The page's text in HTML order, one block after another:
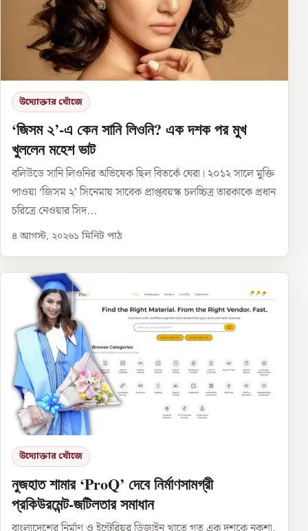
উদ্যোক্তার খোঁজে
‘জিসম ২’-এ কেন সানি লিওনি? এক দশক পর মুখ
খুললেন মহেশ ভাট
বলিউডে সানি লিওনির অভিষেক ছিল বিতর্কে ঘেরা। ২০১২ সালে মুক্তি
পাওয়া ‘জিসম ২’ সিনেমায় সাবেক প্রাপ্তবয়স্ক চলচ্চিত্র তারকাকে প্রধান
চরিত্রে নেওয়ার সিদ...
৪ আগস্ট, ২০২৬১ মিনিট পাঠ
উদ্যোক্তার খোঁজে
নুজহাত শামার ‘ProQ’ দেবে নির্মাণসামগ্রী
প্রকিউরমেন্ট-জটিলতার সমাধান